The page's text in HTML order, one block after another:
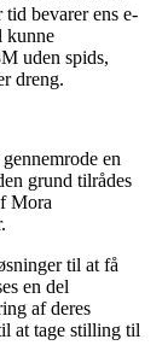
tid bevarer ens e-
kunne
uden spids,
dreng.
en
grund tilrådes
Mora
til at få
en del
af deres
at tage stilling til